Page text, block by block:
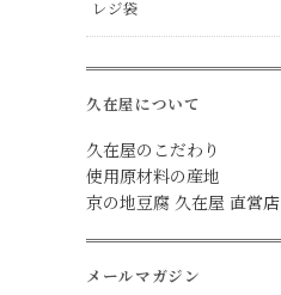
レジ袋
久在屋について
久在屋のこだわり
使用原材料の産地
京の地豆腐 久在屋 直営店
メールマガジン